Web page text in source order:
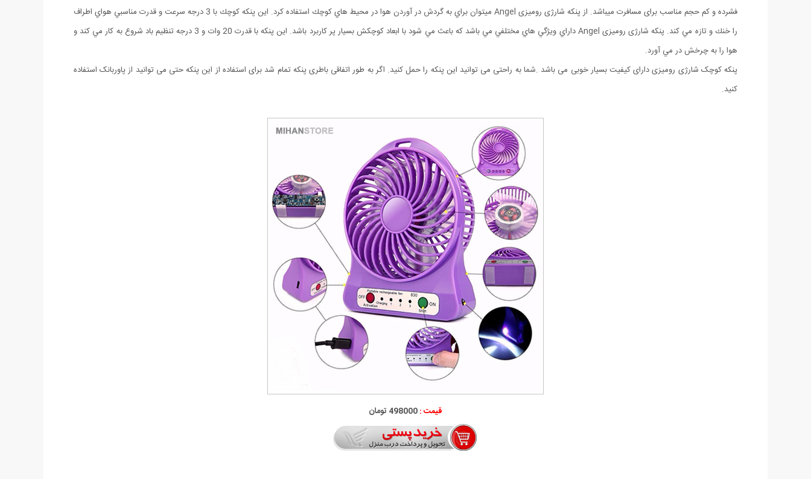
فشرده و کم حجم مناسب برای مسافرت میباشد. از پنکه شارژی رومیزی Angel میتوان براي به گردش در آوردن هوا در محيط هاي كوچك استفاده كرد. اين پنكه كوچك با 3 درجه سرعت و قدرت مناسبي هواي اطراف
را خنك و تازه مي كند. پنکه شارژی رومیزی Angel داراي ويژگي هاي مختلفي مي باشد كه باعث مي شود با ابعاد كوچكش بسيار پر كاربرد باشد. اين پنكه با قدرت 20 وات و 3 درجه تنظیم باد شروع به كار مي كند و
هوا را به چرخش در مي آورد.
پنکه کوچک شارژی رومیزی دارای کیفیت بسیار خوبی می باشد .شما به راحتی می توانید این پنکه را حمل کنید. اگر به طور اتفاقی باطری پنکه تمام شد برای استفاده از این پنکه حتی می توانید از پاوربانک استفاده
کنید.
قیمت :498000 تومان